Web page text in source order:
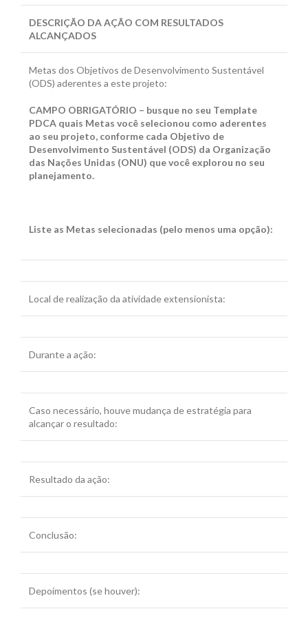
DESCRIÇÃO DA AÇÃO COM RESULTADOS
ALCANÇADOS
Metas dos Objetivos de Desenvolvimento Sustentável
(ODS) aderentes a este projeto:
CAMPO OBRIGATÓRIO – busque no seu Template
PDCA quais Metas você selecionou como aderentes
ao seu projeto, conforme cada Objetivo de
Desenvolvimento Sustentável (ODS) da Organização
das Nações Unidas (ONU) que você explorou no seu
planejamento.
Liste as Metas selecionadas (pelo menos uma opção):
Local de realização da atividade extensionista:
Durante a ação:
Caso necessário, houve mudança de estratégia para
alcançar o resultado:
Resultado da ação:
Conclusão:
Depoimentos (se houver):